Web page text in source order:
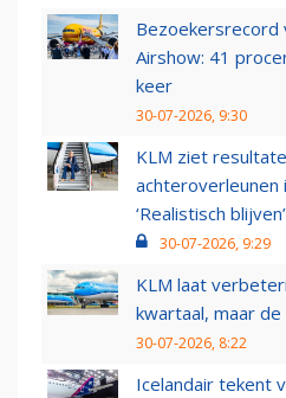
Bezoekersrecord
Airshow: 41
keer
30-07-2026, 9:30
KLM ziet
achteroverleunen
‘Realistisch blijven’
30-07-2026, 9:29
KLM laat
kwartaal, maar
30-07-2026, 8:22
Icelandair tekent